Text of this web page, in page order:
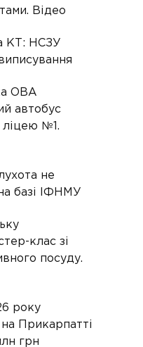
Відео
КТ: НСЗУ
ОВА
автобус
ліцею №1.
не
базі ІФНМУ
клас зі
посуду.
року
Прикарпатті
грн